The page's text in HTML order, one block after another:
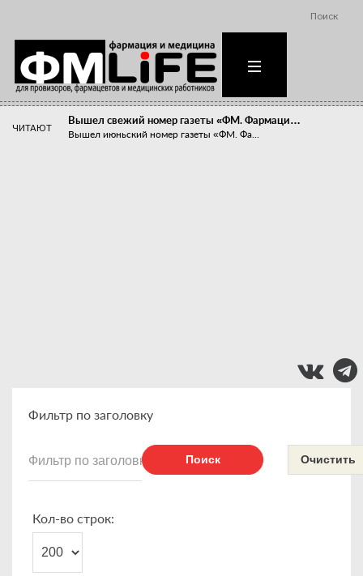
Поиск
ЧИТАЮТ
Вышел свежий номер газеты «ФМ. Фармаци…
Вышел июньский номер газеты «ФМ. Фа...
Фильтр по заголовку
Поиск Очистить
Кол-во строк: